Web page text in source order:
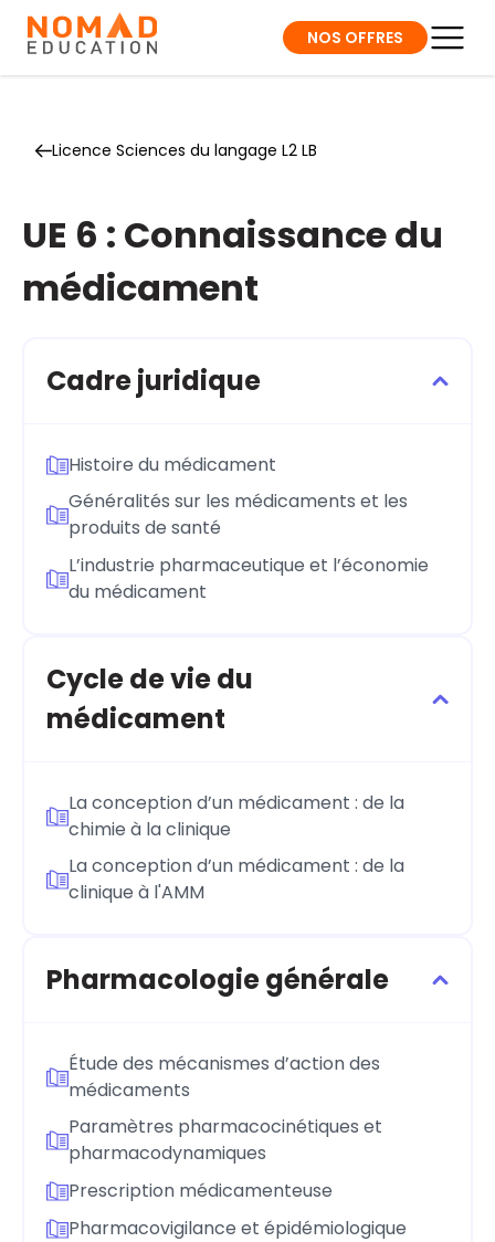
NOS OFFRES
Licence Sciences du langage L2 LB
UE 6 : Connaissance du
médicament
Cadre juridique
Histoire du médicament
Généralités sur les médicaments et les
produits de santé
L’industrie pharmaceutique et l’économie
du médicament
Cycle de vie du
médicament
La conception d’un médicament : de la
chimie à la clinique
La conception d’un médicament : de la
clinique à l'AMM
Pharmacologie générale
Étude des mécanismes d’action des
médicaments
Paramètres pharmacocinétiques et
pharmacodynamiques
Prescription médicamenteuse
Pharmacovigilance et épidémiologique